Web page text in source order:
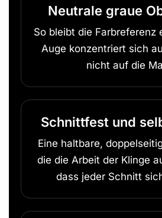
Neutrale graue
So bleibt die Farbreferenz
Auge konzentriert sich
nicht auf die
Schnittfest und
Eine haltbare,
die die Arbeit der Klinge
dass jeder Schnitt